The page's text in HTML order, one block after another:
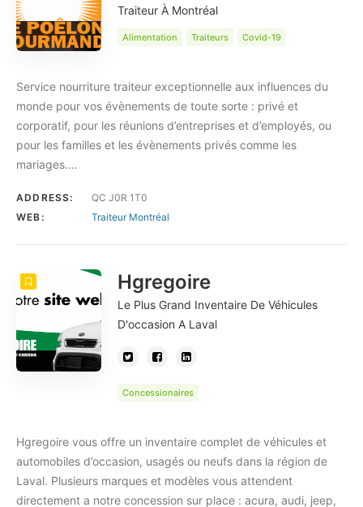
Traiteur À Montréal
Alimentation Traiteurs Covid-19
Service nourriture traiteur exceptionnelle aux influences du
monde pour vos évènements de toute sorte : privé et
corporatif, pour les réunions d’entreprises et d’employés, ou
pour les familles et les évènements privés comme les
mariages.…
ADDRESS:
QC J0R 1T0
WEB:
Traiteur Montréal
Hgregoire
Le Plus Grand Inventaire De Véhicules
D'occasion A Laval
Concessionaires
Hgregoire vous offre un inventaire complet de véhicules et
automobiles d’occasion, usagés ou neufs dans la région de
Laval. Plusieurs marques et modèles vous attendent
directement a notre concession sur place : acura, audi, jeep,